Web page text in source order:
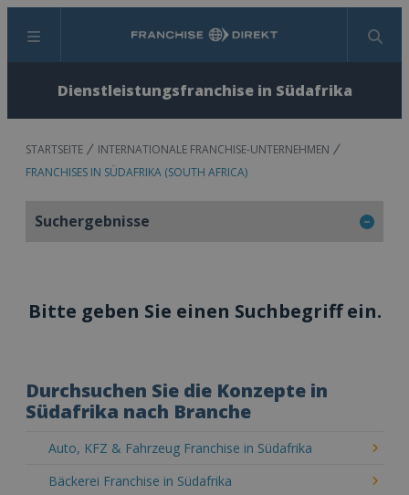
Menü Suchen
Dienstleistungsfranchise in Südafrika
STARTSEITE
INTERNATIONALE FRANCHISE-UNTERNEHMEN
FRANCHISES IN SÜDAFRIKA (SOUTH AFRICA)
Suchergebnisse
Bitte geben Sie einen Suchbegriff ein.
Durchsuchen Sie die Konzepte in
Südafrika nach Branche
Auto, KFZ & Fahrzeug Franchise in Südafrika
Bäckerei Franchise in Südafrika